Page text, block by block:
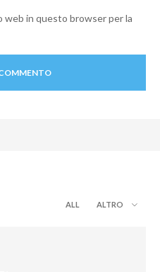
web in questo browser per la
ALL ALTRO